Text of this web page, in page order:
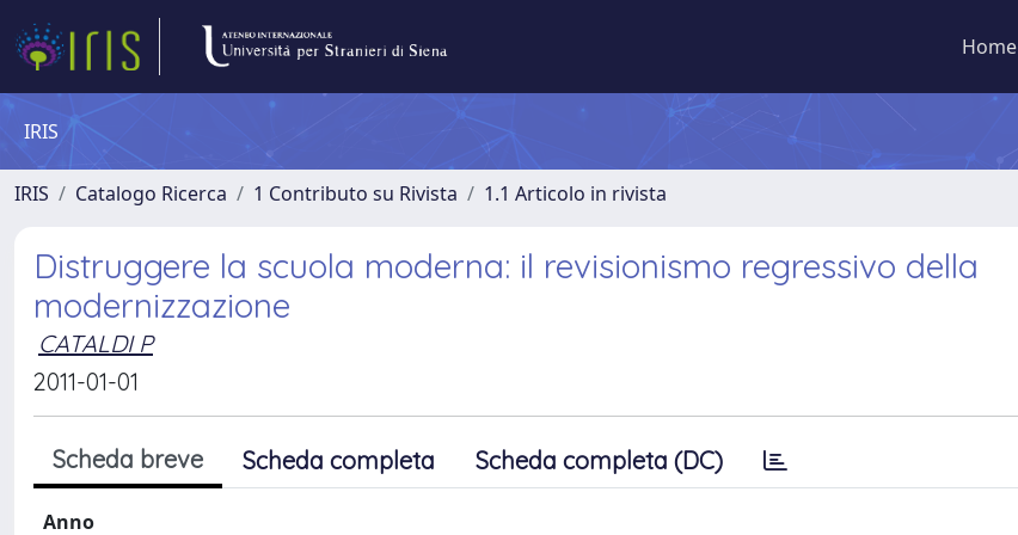
Home
IRIS
IRIS Catalogo Ricerca 1 Contributo su Rivista 1.1 Articolo in rivista
Distruggere la scuola moderna: il revisionismo regressivo della
modernizzazione
CATALDI P
2011-01-01
Scheda breve Scheda completa Scheda completa (DC)
Anno